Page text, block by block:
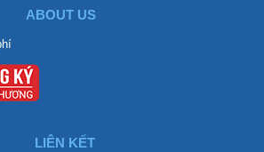
ABOUT US
LIÊN KẾT